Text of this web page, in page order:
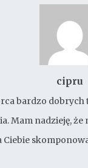
cipru
bardzo dobrych
Mam nadzieję,